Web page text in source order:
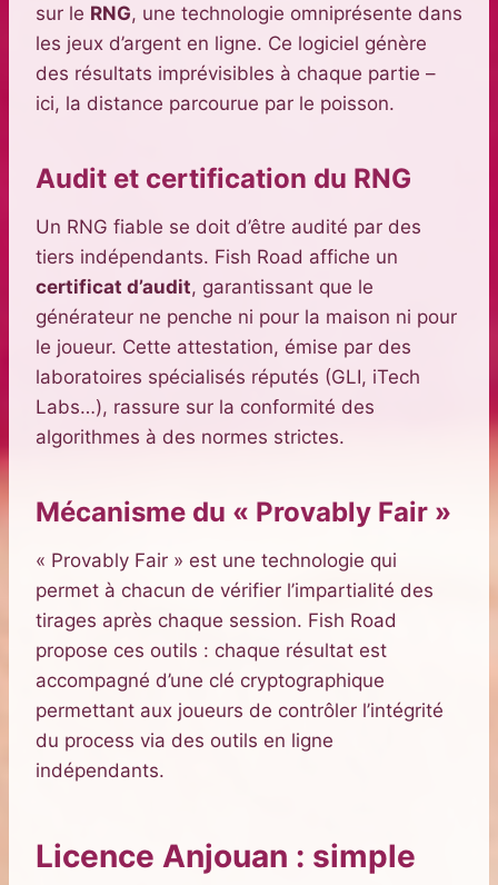
sur le RNG, une technologie omniprésente dans
les jeux d’argent en ligne. Ce logiciel génère
des résultats imprévisibles à chaque partie –
ici, la distance parcourue par le poisson.
Audit et certification du RNG
Un RNG fiable se doit d’être audité par des
tiers indépendants. Fish Road affiche un
certificat d’audit, garantissant que le
générateur ne penche ni pour la maison ni pour
le joueur. Cette attestation, émise par des
laboratoires spécialisés réputés (GLI, iTech
Labs…), rassure sur la conformité des
algorithmes à des normes strictes.
Mécanisme du « Provably Fair »
« Provably Fair » est une technologie qui
permet à chacun de vérifier l’impartialité des
tirages après chaque session. Fish Road
propose ces outils : chaque résultat est
accompagné d’une clé cryptographique
permettant aux joueurs de contrôler l’intégrité
du process via des outils en ligne
indépendants.
Licence Anjouan : simple